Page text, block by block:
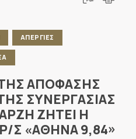
ΑΠΕΡΓΙΕΣ
ΑΠΟΦΑΣΗΣ
ΣΥΝΕΡΓΑΣΙΑΣ
ΖΗΤΕΙ Η
Σ «ΑΘΗΝΑ 9,84»